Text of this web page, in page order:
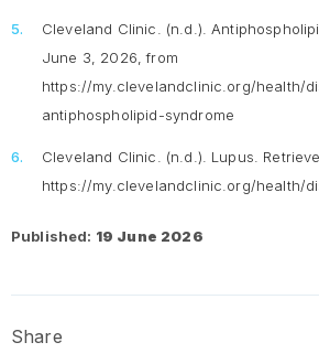
Cleveland Clinic. (n.d.).
June 3, 2026, from
https://my.clevelandclinic.org/health/
antiphospholipid-syndrome
Cleveland Clinic. (n.d.). Lupus .
https://my.clevelandclinic.org/health/
Published: 19 June 2026
Share